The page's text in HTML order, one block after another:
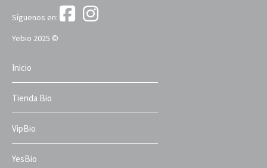
Síguenos en:
Yebio 2025 ©
Inicio
Tienda Bio
VipBio
YesBio